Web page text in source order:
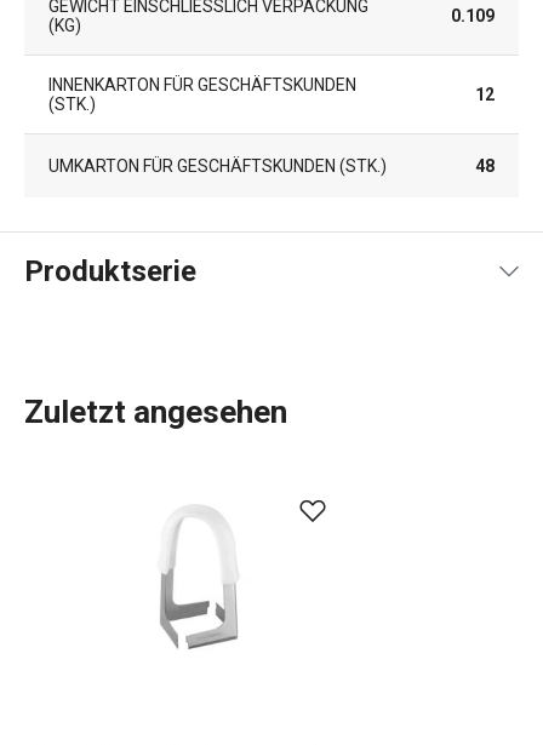
GEWICHT EINSCHLIESSLICH VERPACKUNG (
KG)
0.109
INNENKARTON FÜR GESCHÄFTSKUNDEN
(STK.)
12
UMKARTON FÜR GESCHÄFTSKUNDEN (STK.) 48
Produktserie
erleichtern? In der DELÍCIA-Produktpalette ist für jeden,
der backt, etwas dabei:
Backformen
in allen Formen, Größen und
Kuchenformen
Dutzende verschiedeneBackwerkzeuge
Zuletzt angesehen